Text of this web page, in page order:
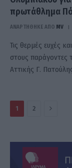
πρωτάθλημα
ΑΝΑΡΤΗΘΗΚΕ ΑΠΟ MV
Τις θερμές ευχές
στους παράγοντες
Αττικής Γ.
1 2 Επόμενο